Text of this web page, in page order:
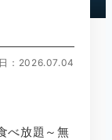
：2026.07.04
べ放題～無